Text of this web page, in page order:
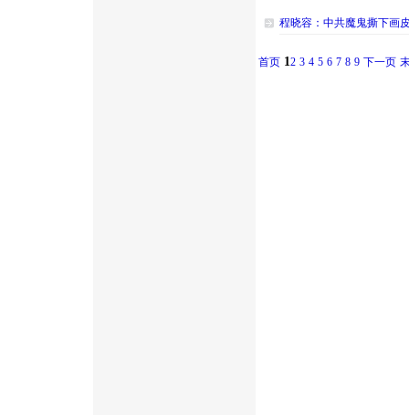
程晓容：中共魔鬼撕下画
首页 12 3 4 5 6 7 8 9 下一页